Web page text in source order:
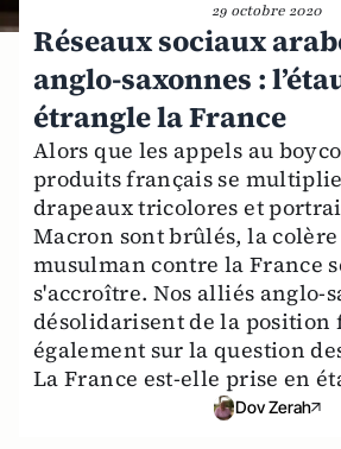
29 octobre 2020
Réseaux sociaux
anglo-saxonnes :
étrangle la France
Alors que les appels au
produits français se
drapeaux tricolores et
Macron sont brûlés, la
musulman contre la France
s'accroître. Nos alliés anglo-
désolidarisent de la position
également sur la question
La France est-elle prise en
Dov Zerah